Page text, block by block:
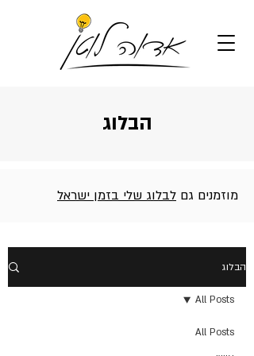
הבלוג
הבלוג
All Posts
All Posts
מוזמנים גם לבלוג שלי בזמן ישראל